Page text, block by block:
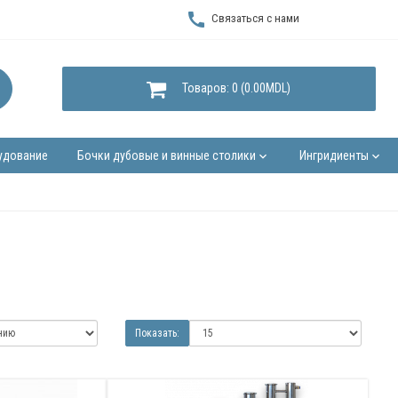
call Связаться с нами
Товаров: 0 (0.00MDL)
Бочки дубовые и винные столики keyboard_arrow_down Ингридиенты keyboard_arrow_down
Показать: